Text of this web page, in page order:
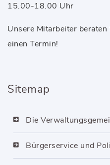
15.00-18.00 Uhr
Unsere Mitarbeiter
einen Termin!
Sitemap
Die
Bürgerservice und